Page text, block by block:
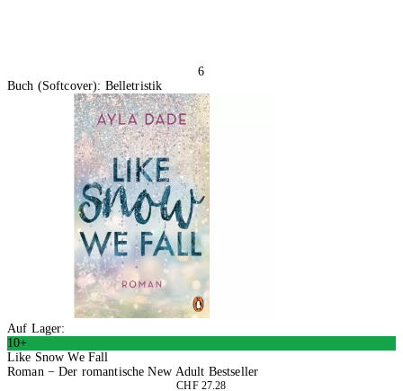
6
Buch (Softcover): Belletristik
Auf Lager:
10+
Like Snow We Fall
Roman − Der romantische New Adult Bestseller
CHF 27.28